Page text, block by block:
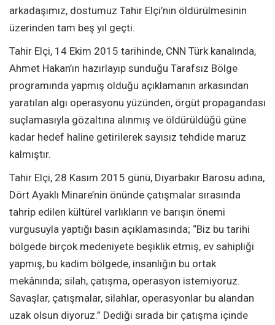
arkadaşımız, dostumuz Tahir Elçi’nin öldürülmesinin
üzerinden tam beş yıl geçti.
Tahir Elçi, 14 Ekim 2015 tarihinde, CNN Türk kanalında,
Ahmet Hakan’ın hazırlayıp sunduğu Tarafsız Bölge
programında yapmış olduğu açıklamanın arkasından
yaratılan algı operasyonu yüzünden, örgüt propagandası
suçlamasıyla gözaltına alınmış ve öldürüldüğü güne
kadar hedef haline getirilerek sayısız tehdide maruz
kalmıştır.
Tahir Elçi, 28 Kasım 2015 günü, Diyarbakır Barosu adına,
Dört Ayaklı Minare’nin önünde çatışmalar sırasında
tahrip edilen kültürel varlıkların ve barışın önemi
vurgusuyla yaptığı basın açıklamasında; “Biz bu tarihi
bölgede birçok medeniyete beşiklik etmiş, ev sahipliği
yapmış, bu kadim bölgede, insanlığın bu ortak
mekânında; silah, çatışma, operasyon istemiyoruz.
Savaşlar, çatışmalar, silahlar, operasyonlar bu alandan
uzak olsun diyoruz.” Dediği sırada bir çatışma içinde